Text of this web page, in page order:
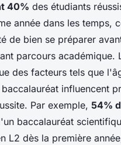
40% des étudiants
année dans les temps,
de bien se préparer
parcours académique.
des facteurs tels que
influencent
Par exemple, 54%
baccalauréat
L2 dès la première